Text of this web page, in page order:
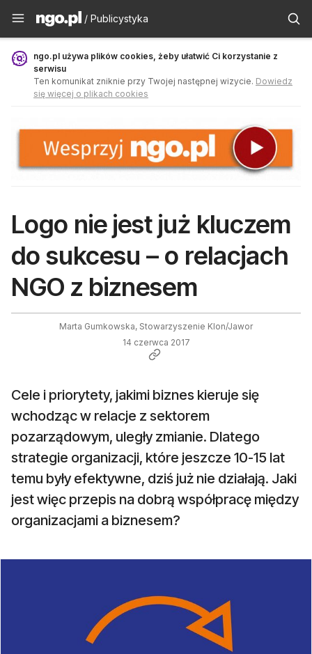
Publicystyka - ngo.pl
/ Publicystyka
ngo.pl używa plików cookies, żeby ułatwić Ci korzystanie z
serwisu
Ten komunikat zniknie przy Twojej następnej wizycie. Dowiedz
się więcej o plikach cookies
Logo nie jest już kluczem
do sukcesu – o relacjach
NGO z biznesem
Marta Gumkowska, Stowarzyszenie Klon/Jawor
14 czerwca 2017
Cele i priorytety, jakimi biznes kieruje się
wchodząc w relacje z sektorem
pozarządowym, uległy zmianie. Dlatego
strategie organizacji, które jeszcze 10-15 lat
temu były efektywne, dziś już nie działają. Jaki
jest więc przepis na dobrą współpracę między
organizacjami a biznesem?